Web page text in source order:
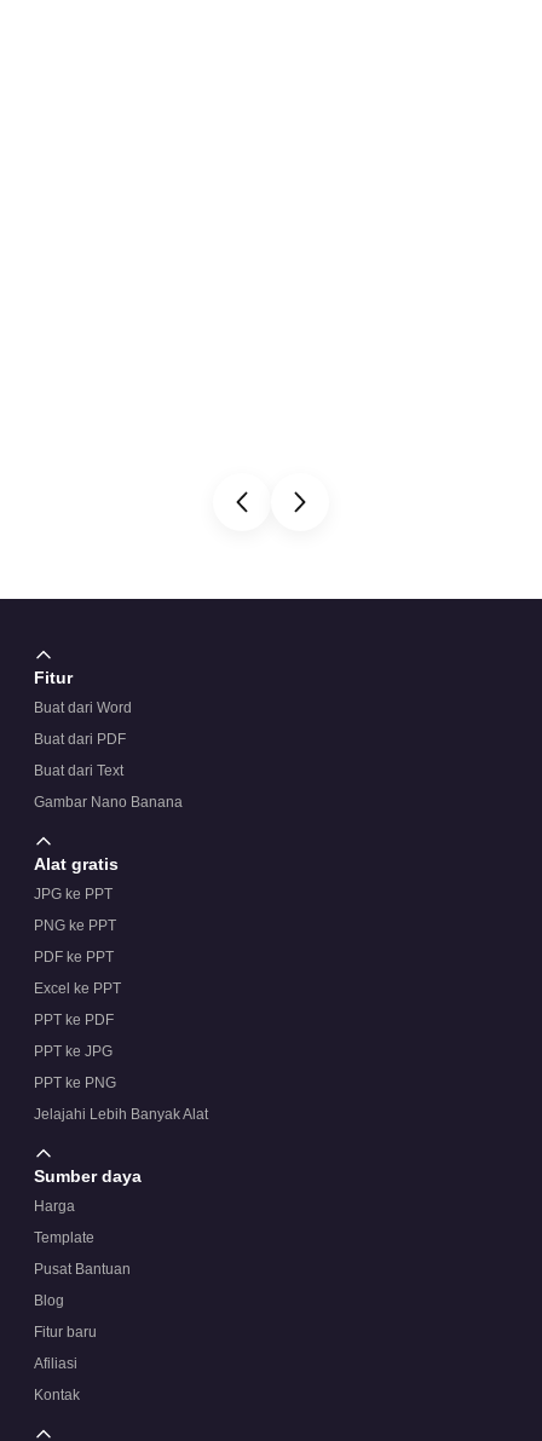
Fitur
Buat dari Word
Buat dari PDF
Buat dari Text
Gambar Nano Banana
Alat gratis
JPG ke PPT
PNG ke PPT
PDF ke PPT
Excel ke PPT
PPT ke PDF
PPT ke JPG
PPT ke PNG
Jelajahi Lebih Banyak Alat
Sumber daya
Harga
Template
Pusat Bantuan
Blog
Fitur baru
Afiliasi
Kontak